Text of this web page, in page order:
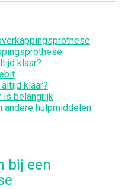
klaar?
klaar?
is belangrijk
andere hulpmiddelen
bij een